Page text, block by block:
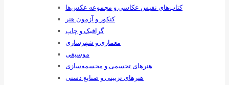
کتاب‌های نفیس عکاسی و مجموعه عکس‌ها
کنکور و آزمون هنر
گرافیک و چاپ
معماری و شهرسازی
موسیقی
هنرهای ‌تجسمی و مجسمه‌سازی
هنرهای تزیینی و صنایع ‌دستی